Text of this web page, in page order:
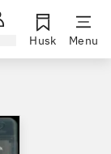
Husk Menu